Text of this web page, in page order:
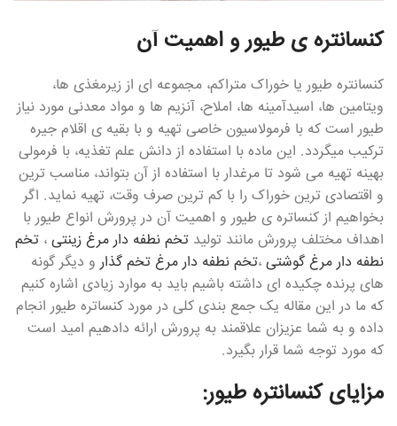
کنسانتره ی طیور و اهمیت آن
کنسانتره طیور یا خوراک متراکم، مجموعه ای از زیرمغذی ها،
ویتامین ها، اسیدآمینه ها، املاح، آنزیم ها و مواد معدنی مورد نیاز
طیور است که با فرمولاسیون خاصی تهیه و با بقیه ی اقلام جیره
ترکیب میگردد. این ماده با استفاده از دانش علم تغذیه، با فرمولی
بهینه تهیه می شود تا مرغدار با استفاده از آن بتواند، مناسب ترین
و اقتصادی ترین خوراک را با کم ترین صرف وقت، تهیه نماید. اگر
بخواهیم از کنساتره ی طیور و اهمیت آن در پرورش انواع طیور با
اهداف مختلف پرورش مانند تولید تخم نطفه دار مرغ زینتی ، تخم
نطفه دار مرغ گوشتی ،تخم نطفه دار مرغ تخم گذارو دیگر گونه
های پرنده چکیده ای داشته باشیم باید به موارد زیادی اشاره کنیم
که ما در این مقاله یک جمع بندی کلی در مورد کنساتره طیور انجام
داده و به شما عزیزان علاقمند به پرورش ارائه دادهیم امید است
که مورد توجه شما قرار بگیرد.
مزایای کنسانتره طیور: